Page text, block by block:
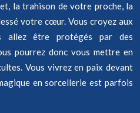
la trahison de votre proche, la
votre cœur. Vous croyez aux
allez être protégés par des
pourrez donc vous mettre en
Vous vivrez en paix devant
en sorcellerie est parfois